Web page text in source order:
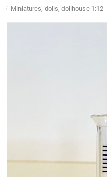
Miniatures, dolls, dollhouse 1:12